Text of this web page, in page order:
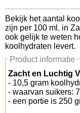
Koolhydraten
Links
Bekijk het aantal
zijn per 100 ml. in
ook gelijk te weten
koolhydraten levert.
Product informatie
Zacht en Luchtig
- 10,5 gram
- waarvan suikers:
- een portie is 250